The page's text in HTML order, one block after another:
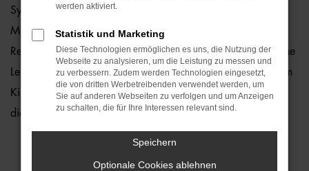
Synonym für Performance und Fahrdynamik sind die RS-
Modelle nicht nur auf der Straße, sondern auch auf
Rennstrecken eine wahre Augenweide. Audi RS steht für eine
Leidenschaft, die mit jedem Gasstoß, jeder Kurve und jedem
Kilometer spürbar wird. Sie sind die perfekte Wahl für
diejenigen, die das ultimative Fahrerlebnis suchen.
werden aktiviert.
Statistik und Marketing
Diese Technologien ermöglichen es uns, die Nutzung der
Webseite zu analysieren, um die Leistung zu messen und
zu verbessern. Zudem werden Technologien eingesetzt,
die von dritten Werbetreibenden verwendet werden, um
Sie auf anderen Webseiten zu verfolgen und um Anzeigen
zu schalten, die für Ihre Interessen relevant sind.
Speichern
Optionale Cookies ablehnen